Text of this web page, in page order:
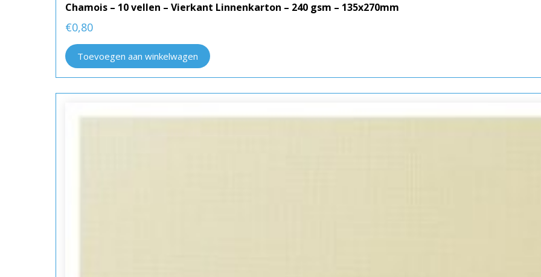
Chamois – 10 vellen – Vierkant Linnenkarton – 240 gsm – 135x270mm
€0,80
Toevoegen aan winkelwagen